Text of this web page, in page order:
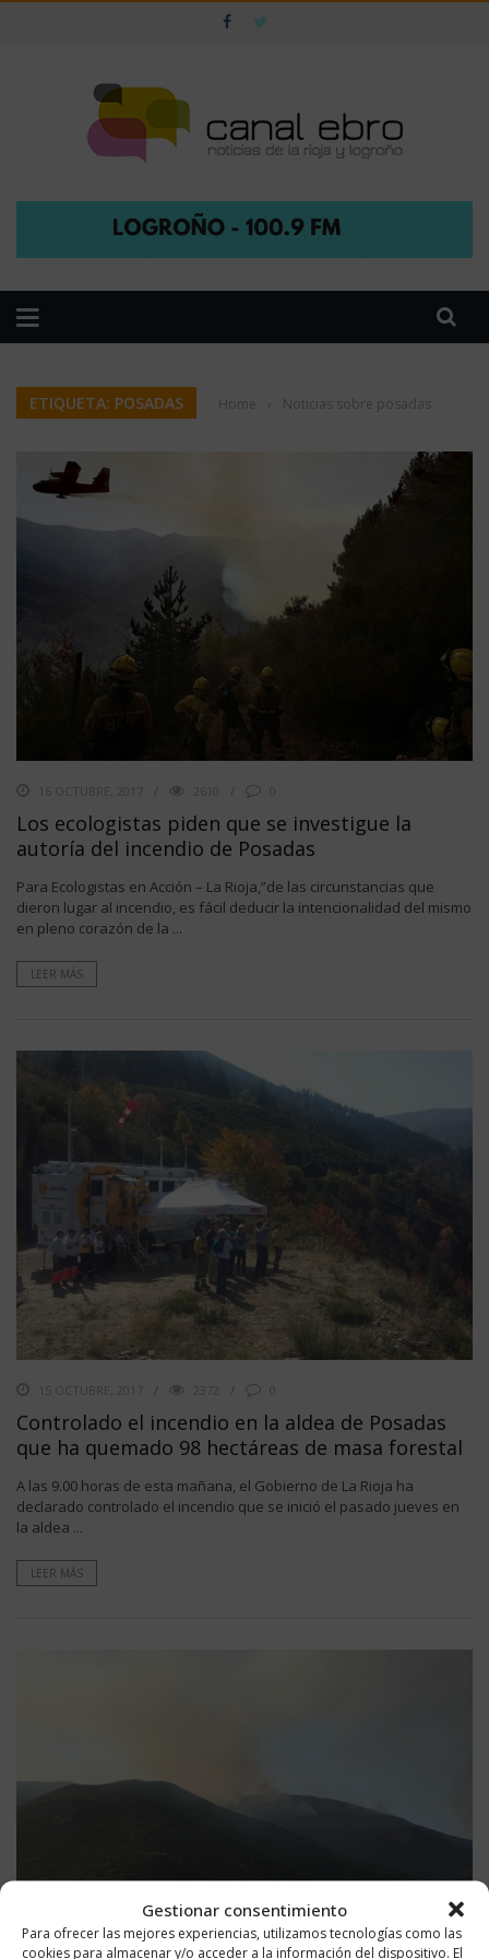
Gestionar consentimiento
Para ofrecer las mejores experiencias, utilizamos tecnologías como las
cookies para almacenar y/o acceder a la información del dispositivo. El
ETIQUETA: POSADAS Home Noticias sobre posadas
16 OCTUBRE, 2017 2610
Los ecologistas piden que se investigue la
autoría del incendio de Posadas
Para Ecologistas en Acción – La Rioja,”de las circunstancias que
dieron lugar al incendio, es fácil deducir la intencionalidad del mismo
en pleno corazón de la ...
LEER MÁS
15 OCTUBRE, 2017 2372
Controlado el incendio en la aldea de Posadas
que ha quemado 98 hectáreas de masa forestal
A las 9.00 horas de esta mañana, el Gobierno de La Rioja ha
declarado controlado el incendio que se inició el pasado jueves en
la aldea ...
LEER MÁS